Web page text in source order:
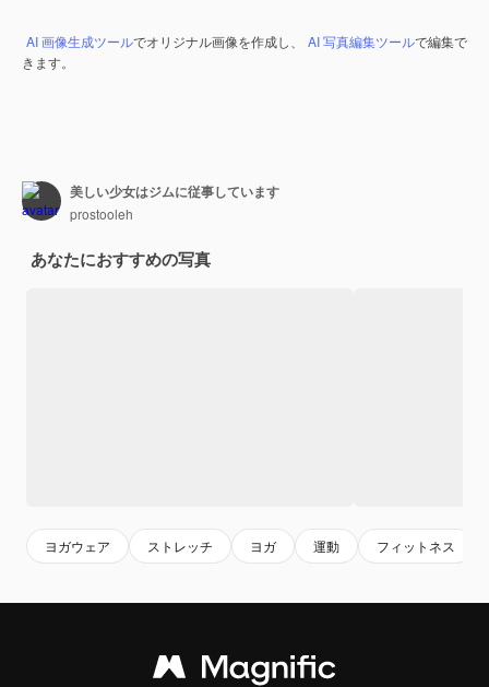
AI 画像生成ツールでオリジナル画像を作成し、 AI 写真編集ツールで編集で
きます。
美しい少女はジムに従事しています
prostooleh
あなたにおすすめの写真
ヨガウェア ストレッチ ヨガ 運動 フィットネス